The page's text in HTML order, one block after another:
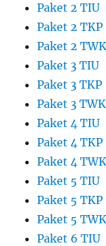
Paket 2 TIU
Paket 2 TKP
Paket 2 TWK
Paket 3 TIU
Paket 3 TKP
Paket 3 TWK
Paket 4 TIU
Paket 4 TKP
Paket 4 TWK
Paket 5 TIU
Paket 5 TKP
Paket 5 TWK
Paket 6 TIU